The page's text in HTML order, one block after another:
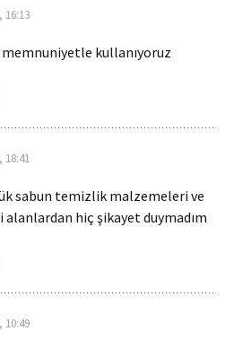
16:13
kullanıyoruz
18:41
sabun temizlik malzemeleri ve
hiç şikayet duymadım
10:49